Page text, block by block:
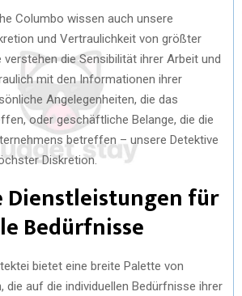
Columbo wissen auch unsere
und Vertraulichkeit von größter
verstehen die Sensibilität ihrer Arbeit und
mit den Informationen ihrer
Angelegenheiten, die das
oder geschäftliche Belange, die die
betreffen – unsere Detektive
Diskretion.
für
Bedürfnisse
bietet eine breite Palette von
die auf die individuellen Bedürfnisse ihrer